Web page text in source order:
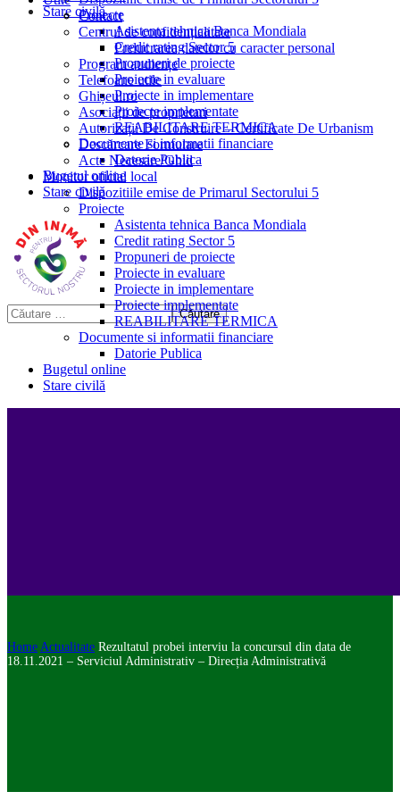
Stare civilă
Proiecte
Asistenta tehnica Banca Mondiala
Credit rating Sector 5
Propuneri de proiecte
Proiecte in evaluare
Proiecte in implementare
Proiecte implementate
REABILITARE TERMICA
Documente si informatii financiare
Datorie Publica
Bugetul online
Stare civilă
Contact
Centrul de confidențialitate
Prelucrarea datelor cu caracter personal
Program audiențe
Telefoane utile
Ghișeul.ro
Asociații de proprietari
Autorizații De Construire – Certificate De Urbanism
Descărcare Formulare
Acte Necesare/Ghid
Monitor oficial local
Dispozitiile emise de Primarul Sectorului 5
Proiecte
Asistenta tehnica Banca Mondiala
Credit rating Sector 5
Propuneri de proiecte
Proiecte in evaluare
Proiecte in implementare
Proiecte implementate
REABILITARE TERMICA
Documente si informatii financiare
Datorie Publica
Bugetul online
Stare civilă
Home Actualitate Rezultatul probei interviu la concursul din data de
18.11.2021 – Serviciul Administrativ – Direcția Administrativă